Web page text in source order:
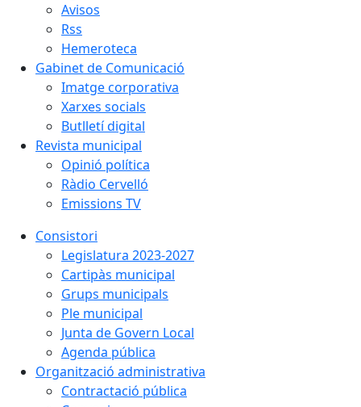
Avisos
Rss
Hemeroteca
Gabinet de Comunicació
Imatge corporativa
Xarxes socials
Butlletí digital
Revista municipal
Opinió política
Ràdio Cervelló
Emissions TV
Consistori
Legislatura 2023-2027
Cartipàs municipal
Grups municipals
Ple municipal
Junta de Govern Local
Agenda pública
Organització administrativa
Contractació pública